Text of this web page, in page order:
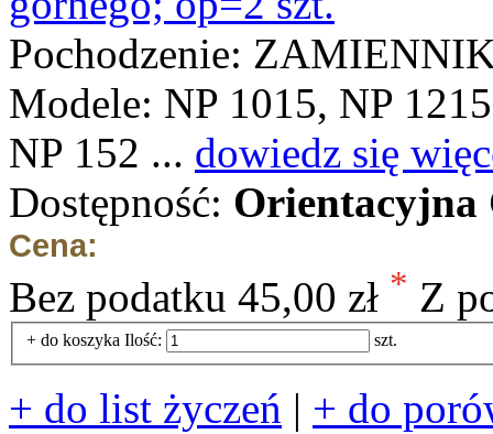
Pochodzenie:
Modele: NP 1015, NP
NP 152 ... dowiedz się
Dostępność: Orientacyjna
Cena:
Bez podatku 45,00 zł * Z
+ do koszyka Ilość: szt.
+ do list życzeń | + do